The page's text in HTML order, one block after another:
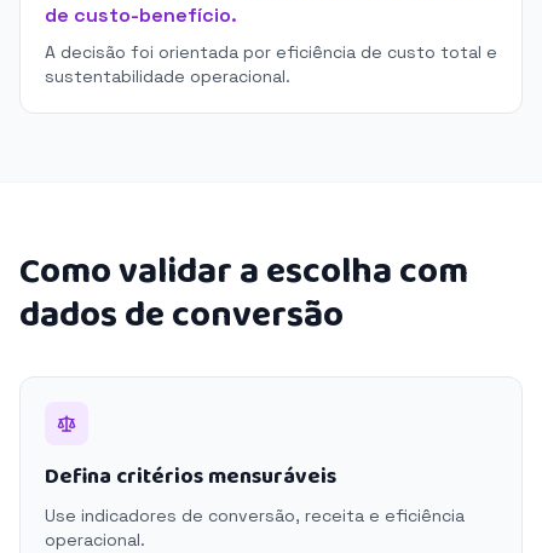
de custo-benefício.
A decisão foi orientada por eficiência de custo total e
sustentabilidade operacional.
Como validar a escolha com
dados de conversão
Defina critérios mensuráveis
Use indicadores de conversão, receita e eficiência
operacional.